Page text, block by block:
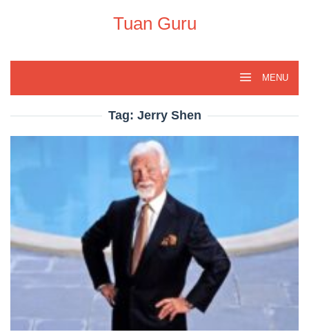
Tuan Guru
MENU
Tag: Jerry Shen